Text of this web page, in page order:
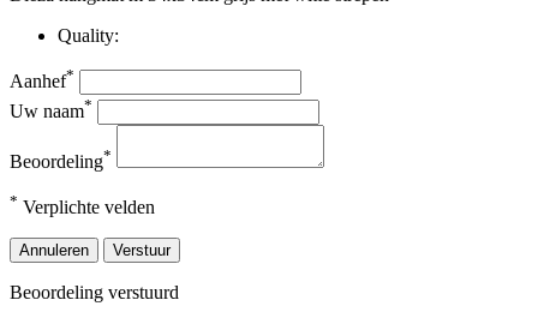
Quality:
Aanhef*
Uw naam*
Beoordeling*
* Verplichte velden
Annuleren Verstuur
Beoordeling verstuurd